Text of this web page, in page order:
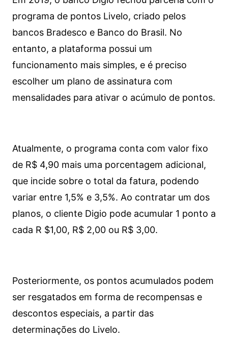
programa de pontos Livelo, criado pelos
bancos Bradesco e Banco do Brasil. No
entanto, a plataforma possui um
funcionamento mais simples, e é preciso
escolher um plano de assinatura com
mensalidades para ativar o acúmulo de pontos.
Atualmente, o programa conta com valor fixo
de R$ 4,90 mais uma porcentagem adicional,
que incide sobre o total da fatura, podendo
variar entre 1,5% e 3,5%. Ao contratar um dos
planos, o cliente Digio pode acumular 1 ponto a
cada R $1,00, R$ 2,00 ou R$ 3,00.
Posteriormente, os pontos acumulados podem
ser resgatados em forma de recompensas e
descontos especiais, a partir das
determinações do Livelo.